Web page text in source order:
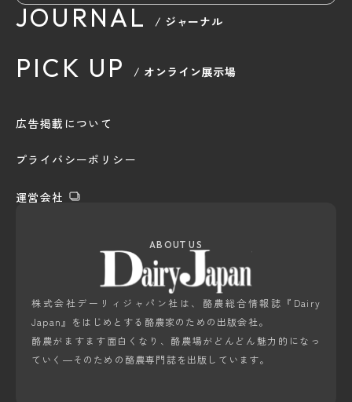
JOURNAL / ジャーナル
PICK UP / オンライン展示場
広告掲載について
プライバシーポリシー
運営会社
ABOUT US
株式会社デーリィジャパン社は、酪農総合情報誌『Dairy
Japan』をはじめとする酪農家のための出版会社。
酪農がますます面白くなり、酪農場がどんどん魅力的になっ
ていく―そのための酪農専門誌を出版しています。